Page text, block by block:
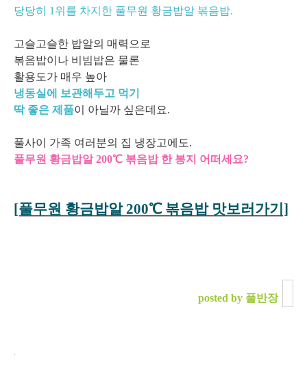
당당히 1위를 차지한 풀무원 황금밥알 볶음밥.
고슬고슬한 밥알의 매력으로
볶음밥이나 비빔밥은 물론
활용도가 매우 높아
냉동실에 보관해두고 먹기
딱 좋은 제품이 아닐까 싶은데요.
풀사이 가족 여러분의 집 냉장고에도.
풀무원 황금밥알 200℃ 볶음밥 한 봉지 어떠세요?
[풀무원 황금밥알 200℃ 볶음밥 맛보러가기]
posted by 풀반장
.